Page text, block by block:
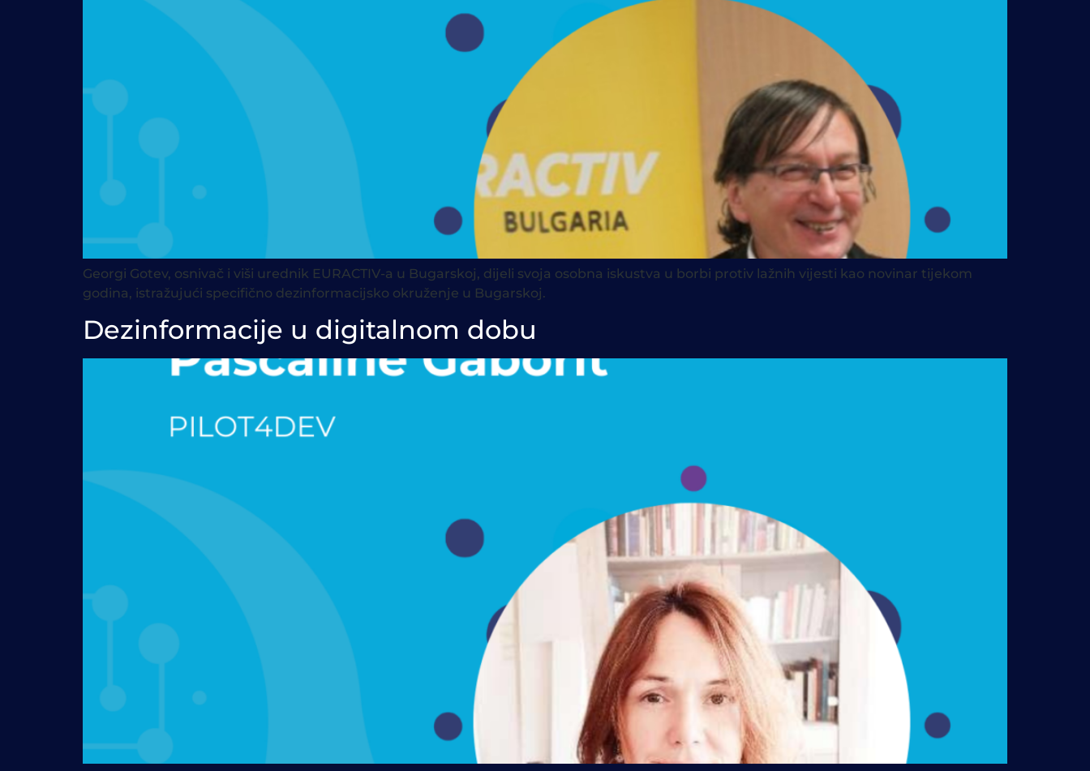
Georgi Gotev, osnivač i viši urednik EURACTIV-a u Bugarskoj, dijeli svoja osobna iskustva u borbi protiv lažnih vijesti kao novinar tijekom
godina, istražujući specifično dezinformacijsko okruženje u Bugarskoj.
Dezinformacije u digitalnom dobu